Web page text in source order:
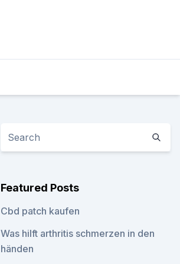
Featured Posts
Cbd patch kaufen
Was hilft arthritis schmerzen in den
händen